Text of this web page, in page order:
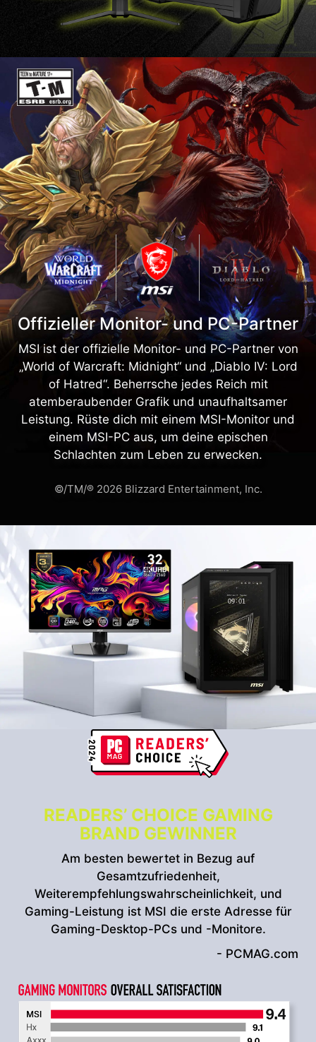
Offizieller Monitor- und PC-Partner
MSI ist der offizielle Monitor- und PC-Partner von
„World of Warcraft: Midnight“ und „Diablo IV: Lord
of Hatred“. Beherrsche jedes Reich mit
atemberaubender Grafik und unaufhaltsamer
Leistung. Rüste dich mit einem MSI-Monitor und
einem MSI-PC aus, um deine epischen
Schlachten zum Leben zu erwecken.
©/TM/® 2026 Blizzard Entertainment, Inc.
READERS’ CHOICE GAMING
BRAND GEWINNER
Am besten bewertet in Bezug auf
Gesamtzufriedenheit,
Weiterempfehlungswahrscheinlichkeit, und
Gaming-Leistung ist MSI die erste Adresse für
Gaming-Desktop-PCs und -Monitore.
- PCMAG.com